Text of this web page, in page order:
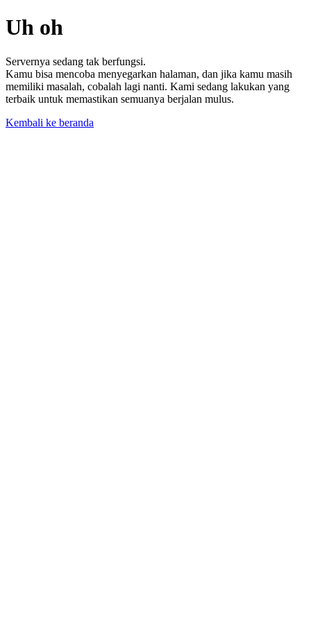
Uh oh
Servernya sedang tak berfungsi.
Kamu bisa mencoba menyegarkan halaman, dan jika kamu masih
memiliki masalah, cobalah lagi nanti. Kami sedang lakukan yang
terbaik untuk memastikan semuanya berjalan mulus.
Kembali ke beranda